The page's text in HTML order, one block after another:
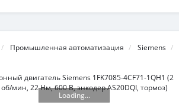
Промышленная автоматизация Siemens
Loading...